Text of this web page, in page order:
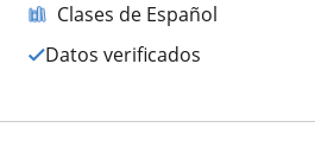
Clases de Español
Datos verificados